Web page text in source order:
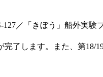
／「きぼう」船外実
了します。また、第18/